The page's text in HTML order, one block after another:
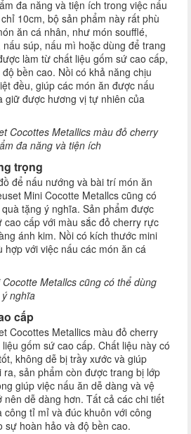
đa năng và tiện ích trong việc nấu
10cm, bộ sản phẩm này rất phù
ăn cá nhân, như món soufflé,
súp, nấu mì hoặc dùng để trang
làm từ chất liệu gốm sứ cao cấp,
bền cao. Nồi có khả năng chịu
đều, giúp các món ăn được nấu
giữ được hương vị tự nhiên của
Cocottes Metallics màu đỏ cherry
đa năng và tiện ích
trọng
để nấu nướng và bài trí món ăn
Mini Cocotte Metallcs cũng có
tặng ý nghĩa. Sản phẩm được
cao cấp với màu sắc đỏ cherry rực
ánh kim. Nồi có kích thước mini
hợp với việc nấu các món ăn cá
Metallcs cũng có thể dùng
nghĩa
cấp
Cocottes Metallics màu đỏ cherry
gốm sứ cao cấp. Chất liệu này có
không dễ bị trầy xước và giúp
sản phẩm còn được trang bị lớp
giúp việc nấu ăn dễ dàng và vệ
nên dễ dàng hơn. Tất cả các chi tiết
tỉ mỉ và đúc khuôn với công
sự hoàn hảo và độ bền cao.